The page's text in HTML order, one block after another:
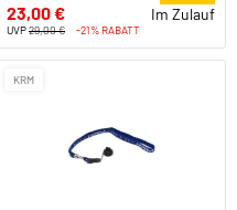
23,00 € Im Zulauf
UVP29,00 € -21% RABATT
KRM